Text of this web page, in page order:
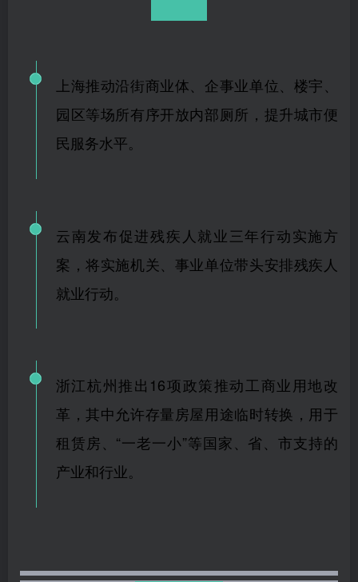
上海推动沿街商业体、企事业单位、楼宇、
园区等场所有序开放内部厕所，提升城市便
民服务水平。
云南发布促进残疾人就业三年行动实施方
案，将实施机关、事业单位带头安排残疾人
就业行动。
浙江杭州推出16项政策推动工商业用地改
革，其中允许存量房屋用途临时转换，用于
租赁房、“一老一小”等国家、省、市支持的
产业和行业。